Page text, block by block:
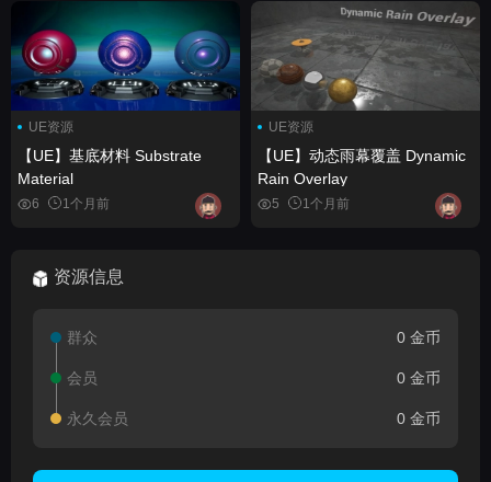
UE资源
【UE】基底材料 Substrate
Material
6 1个月前
UE资源
【UE】动态雨幕覆盖 Dynamic
Rain Overlay
5 1个月前
资源信息
群众 0 金币
会员 0 金币
永久会员 0 金币